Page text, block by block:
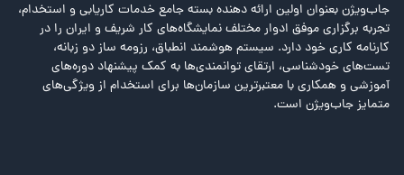
جاب‌ویژن بعنوان اولین ارائه دهنده بسته جامع خدمات کاریابی و استخدام،
تجربه برگزاری موفق ادوار مختلف نمایشگاه‌های کار شریف و ایران را در
کارنامه کاری خود دارد. سیستم هوشمند انطباق، رزومه ساز دو زبانه،
تست‌های خودشناسی، ارتقای توانمندی‌ها به کمک پیشنهاد دوره‌های
آموزشی و همکاری با معتبرترین سازمان‌ها برای استخدام از ویژگی‌های
متمایز جاب‌ویژن است.